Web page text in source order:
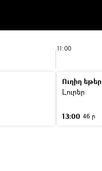
11:00
Ուղիղ եթեր
Լուրեր
13:00 46 ր